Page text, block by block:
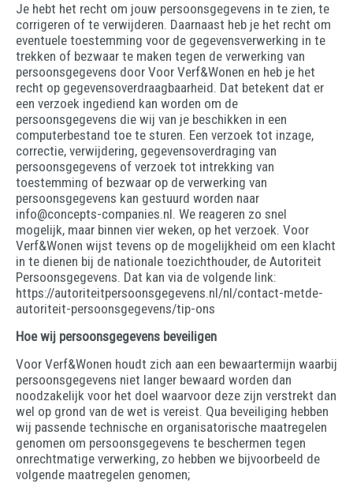
Je hebt het recht om jouw persoonsgegevens in te zien, te
corrigeren of te verwijderen. Daarnaast heb je het recht om
eventuele toestemming voor de gegevensverwerking in te
trekken of bezwaar te maken tegen de verwerking van
persoonsgegevens door Voor Verf&Wonen en heb je het
recht op gegevensoverdraagbaarheid. Dat betekent dat er
een verzoek ingediend kan worden om de
persoonsgegevens die wij van je beschikken in een
computerbestand toe te sturen. Een verzoek tot inzage,
correctie, verwijdering, gegevensoverdraging van
persoonsgegevens of verzoek tot intrekking van
toestemming of bezwaar op de verwerking van
persoonsgegevens kan gestuurd worden naar
info@concepts-companies.nl. We reageren zo snel
mogelijk, maar binnen vier weken, op het verzoek. Voor
Verf&Wonen wijst tevens op de mogelijkheid om een klacht
in te dienen bij de nationale toezichthouder, de Autoriteit
Persoonsgegevens. Dat kan via de volgende link:
https://autoriteitpersoonsgegevens.nl/nl/contact-metde-
autoriteit-persoonsgegevens/tip-ons
Hoe wij persoonsgegevens beveiligen
Voor Verf&Wonen houdt zich aan een bewaartermijn waarbij
persoonsgegevens niet langer bewaard worden dan
noodzakelijk voor het doel waarvoor deze zijn verstrekt dan
wel op grond van de wet is vereist. Qua beveiliging hebben
wij passende technische en organisatorische maatregelen
genomen om persoonsgegevens te beschermen tegen
onrechtmatige verwerking, zo hebben we bijvoorbeeld de
volgende maatregelen genomen;